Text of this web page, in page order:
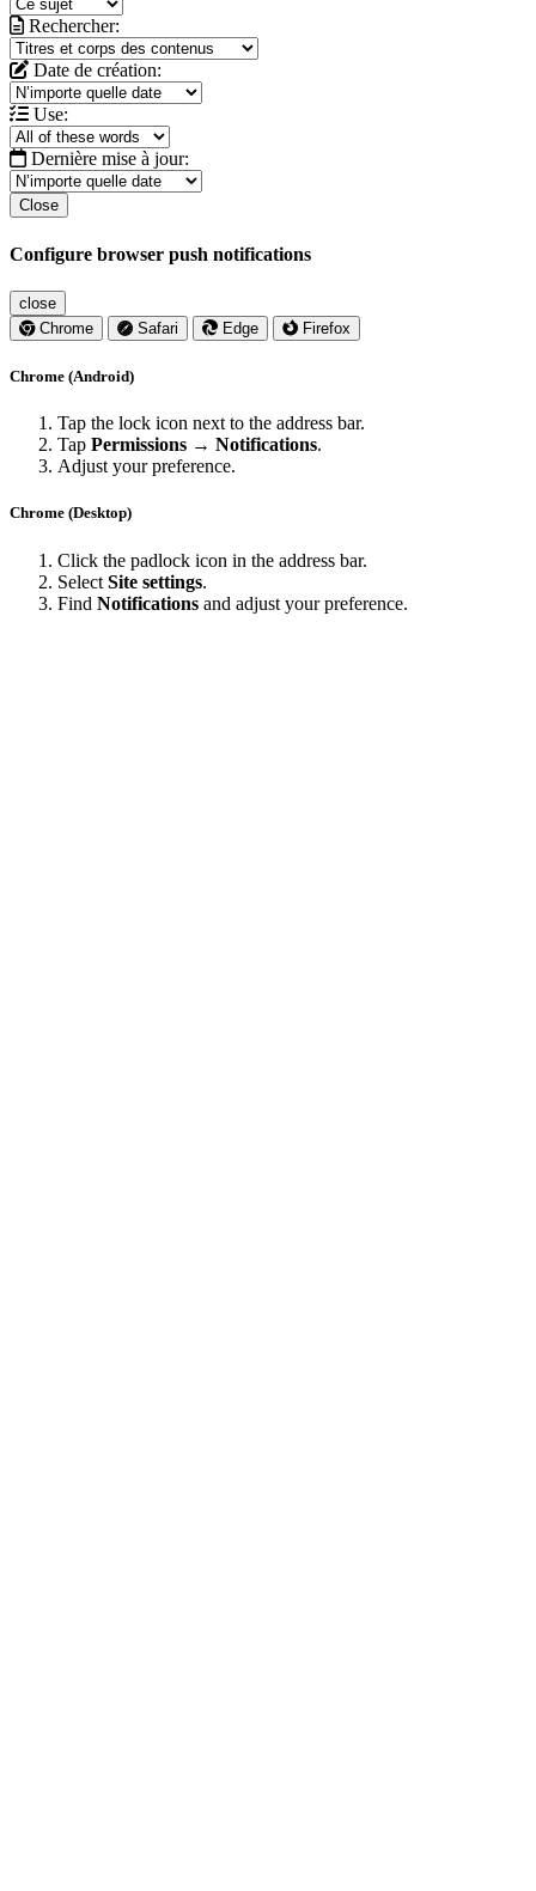
Rechercher:
Date de création:
Use:
Dernière mise à jour:
Close
Configure browser push notifications
close
Chrome
Safari Edge Firefox
Chrome (Android)
Tap the lock icon next to the address bar.
Tap Permissions → Notifications.
Adjust your preference.
Chrome (Desktop)
Click the padlock icon in the address bar.
Select Site settings.
Find Notifications and adjust your preference.